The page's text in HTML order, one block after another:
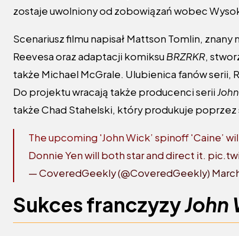
zostaje uwolniony od zobowiązań wobec
Scenariusz filmu napisał Mattson Tomlin,
Reevesa oraz adaptacji komiksu BRZRKR,
także Michael McGrale. Ulubienica fanów serii,
Do projektu wracają także producenci serii
także Chad Stahelski, który produkuje
The upcoming 'John Wick’ spinoff 'Caine’
Donnie Yen will both star and direct it.
— CoveredGeekly (@CoveredGeekly)
Sukces franczyzyJohn